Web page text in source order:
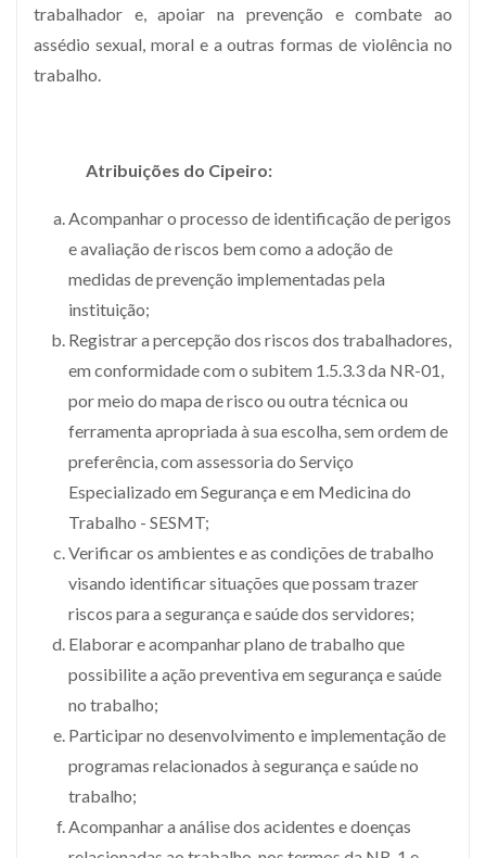
trabalhador e, apoiar na prevenção e combate ao
assédio sexual, moral e a outras formas de violência no
trabalho.
Atribuições do Cipeiro:
Acompanhar o processo de identificação de perigos
e avaliação de riscos bem como a adoção de
medidas de prevenção implementadas pela
instituição;
Registrar a percepção dos riscos dos trabalhadores,
em conformidade com o subitem 1.5.3.3 da NR-01,
por meio do mapa de risco ou outra técnica ou
ferramenta apropriada à sua escolha, sem ordem de
preferência, com assessoria do Serviço
Especializado em Segurança e em Medicina do
Trabalho - SESMT;
Verificar os ambientes e as condições de trabalho
visando identificar situações que possam trazer
riscos para a segurança e saúde dos servidores;
Elaborar e acompanhar plano de trabalho que
possibilite a ação preventiva em segurança e saúde
no trabalho;
Participar no desenvolvimento e implementação de
programas relacionados à segurança e saúde no
trabalho;
Acompanhar a análise dos acidentes e doenças